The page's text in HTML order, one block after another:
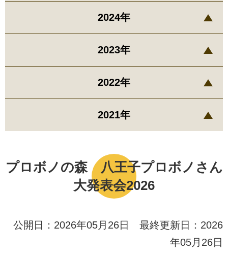
プロボノの森 八王子プロボノさん
大発表会2026
公開日：2026年05月26日 最終更新日：2026
年05月26日
2024年
2023年
2022年
2021年